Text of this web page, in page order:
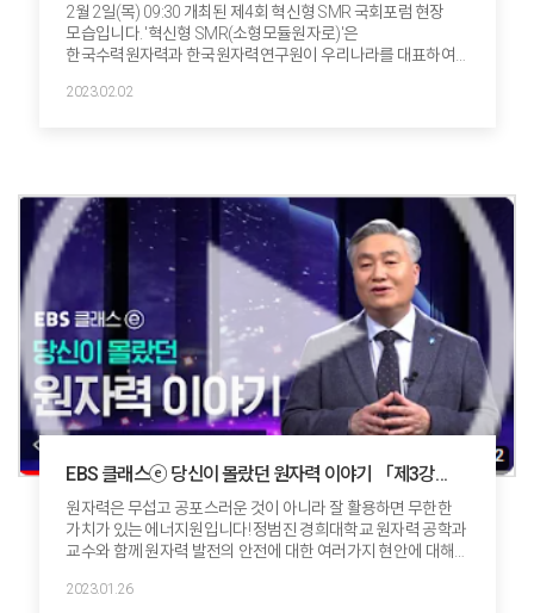
2월 2일(목) 09:30 개최된 제4회 혁신형 SMR 국회포럼 현장
모습입니다. '혁신형 SMR(소형모듈원자로)'은
한국수력원자력과 한국원자력연구원이 우리나라를 대표하여
경제성이 개선된 소형모듈원자로입니다
2023.02.02
EBS 클래스ⓔ 당신이 몰랐던 원자력 이야기 「제3강
원자력, 진짜 위험할까」
원자력은 무섭고 공포스러운 것이 아니라 잘 활용하면 무한한
가치가 있는 에너지원입니다! 정범진 경희대학교 원자력 공학과
교수와 함께 원자력 발전의 안전에 대한 여러가지 현안에 대해
2023.01.26